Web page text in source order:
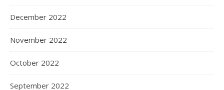
December 2022
November 2022
October 2022
September 2022